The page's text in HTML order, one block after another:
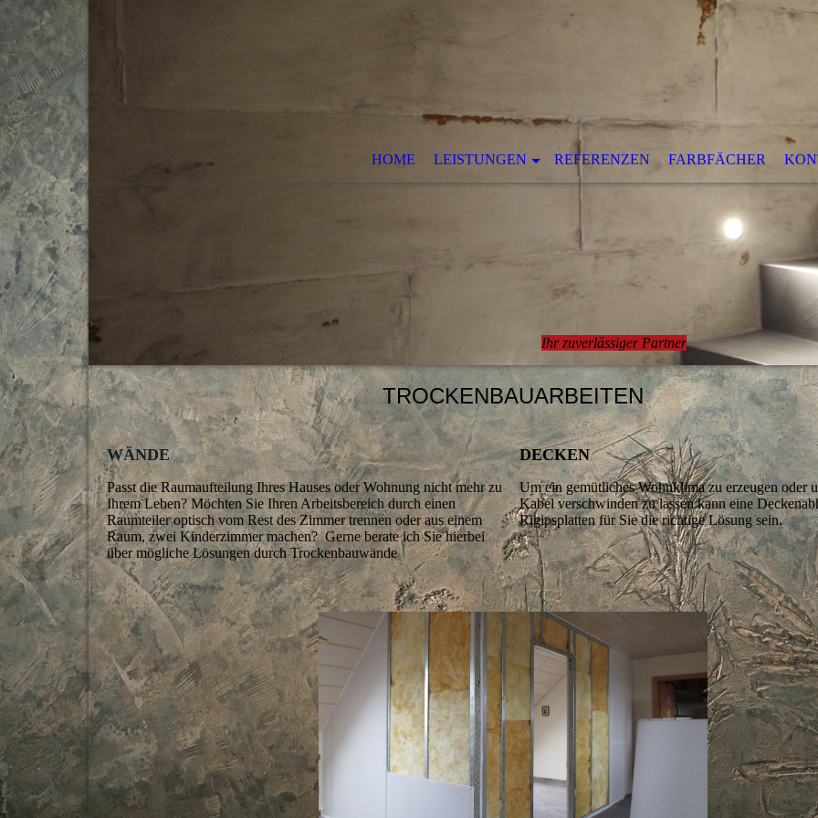
HOME LEISTUNGEN REFERENZEN FARBFÄCHER
Ihr zuverlässiger Partner
TROCKENBAUARBEITEN
WÄNDE
Passt die Raumaufteilung Ihres Hauses oder Wohnung nicht mehr zu
Ihrem Leben? Möchten Sie Ihren Arbeitsbereich durch einen
Raumteiler optisch vom Rest des Zimmer trennen oder aus einem
Raum, zwei Kinderzimmer machen? Gerne berate ich Sie hierbei
über mögliche Lösungen durch Trockenbauwände
DECKEN
Um ein gemütliches Wohnklima zu erzeugen oder
Kabel verschwinden zu lassen kann eine
Rigipsplatten für Sie die richtige Lösung sein.